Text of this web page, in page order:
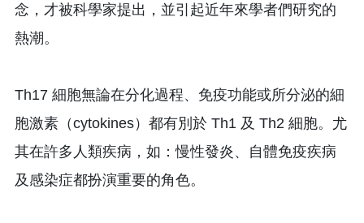
念，才被科學家提出，並引起近年來學者們研究的
熱潮。
Th17 細胞無論在分化過程、免疫功能或所分泌的細
胞激素（cytokines）都有別於 Th1 及 Th2 細胞。尤
其在許多人類疾病，如：慢性發炎、自體免疫疾病
及感染症都扮演重要的角色。